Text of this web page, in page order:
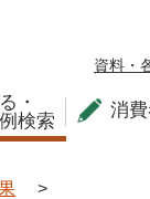
資料・
・
検索
消
>